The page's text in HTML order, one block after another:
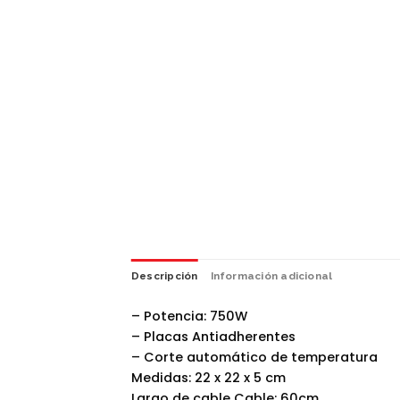
Descripción Información adicional
– Potencia: 750W
– Placas Antiadherentes
– Corte automático de temperatura
Medidas: 22 x 22 x 5 cm